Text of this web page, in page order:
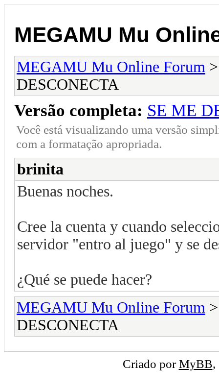
MEGAMU Mu
MEGAMU Mu Online Forum
DESCONECTA
Versão completa: SE ME
Você está visualizando uma versão
com a formatação apropriada.
brinita
Buenas noches.
Cree la cuenta y cuando
servidor "entro al juego" y se
¿Qué se puede hacer?
MEGAMU Mu Online Forum
DESCONECTA
Criado porMyBB,